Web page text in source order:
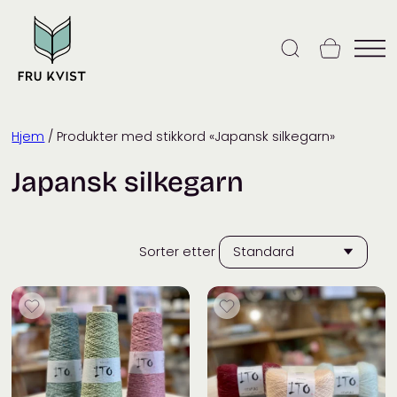
content
Hjem / Produkter med stikkord «Japansk silkegarn»
Japansk silkegarn
Sorter etter